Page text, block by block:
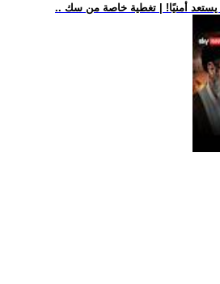
يستعد أمنيًا! | تغطية خاصة من سك